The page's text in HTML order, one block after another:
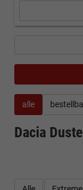
alle
Dacia